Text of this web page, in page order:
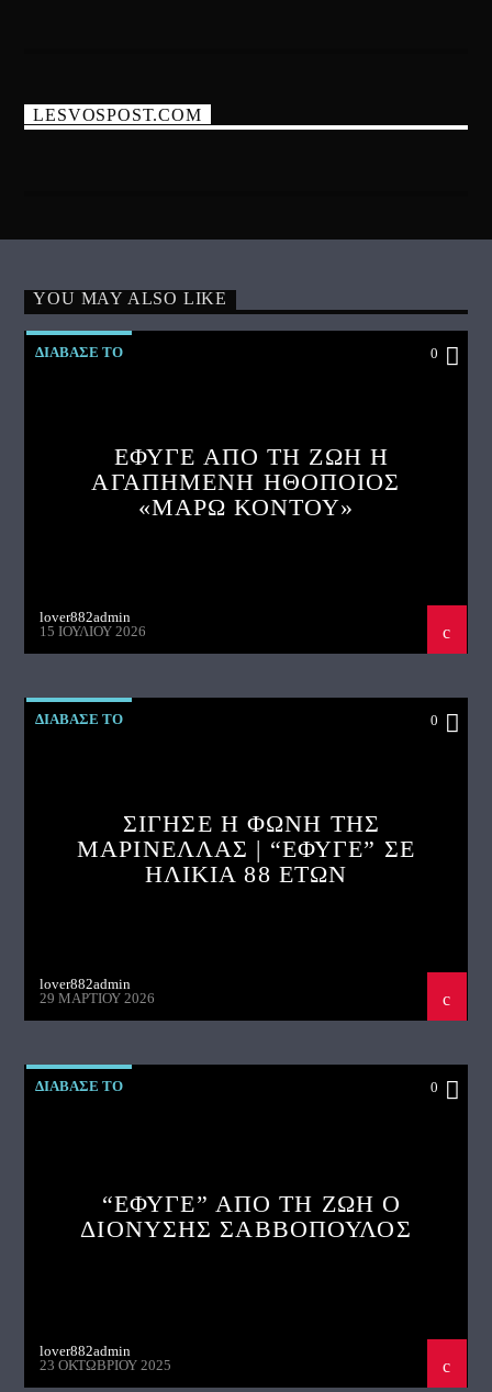
LESVOSPOST.COM
YOU MAY ALSO LIKE
ΔΙΑΒΑΣΕ ΤΟ 0
ΕΦΥΓΕ ΑΠΟ ΤΗ ΖΩΗ Η
ΑΓΑΠΗΜΕΝΗ ΗΘΟΠΟΙΟΣ
«ΜΑΡΩ ΚΟΝΤΟΥ»
lover882admin
15 ΙΟΥΛΊΟΥ 2026
ΔΙΑΒΑΣΕ ΤΟ 0
ΣΙΓΗΣΕ Η ΦΩΝΗ ΤΗΣ
ΜΑΡΙΝΕΛΛΑΣ | “ΕΦΥΓΕ” ΣΕ
ΗΛΙΚΙΑ 88 ΕΤΩΝ
lover882admin
29 ΜΑΡΤΊΟΥ 2026
ΔΙΑΒΑΣΕ ΤΟ 0
“ΕΦΥΓΕ” ΑΠΟ ΤΗ ΖΩΗ Ο
ΔΙΟΝΥΣΗΣ ΣΑΒΒΟΠΟΥΛΟΣ
lover882admin
23 ΟΚΤΩΒΡΊΟΥ 2025